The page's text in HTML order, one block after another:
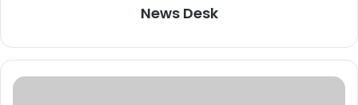
News Desk